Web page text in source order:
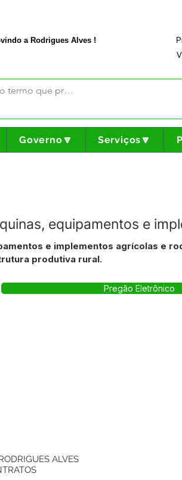
a Rodrigues Alves !
Governo🔽 Serviços🔽
equipamentos e
e implementos agrícolas e
produtiva rural.
Pregão Eletrônico
ALVES